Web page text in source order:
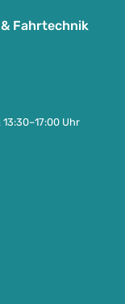
Fahrtechnik
Uhr